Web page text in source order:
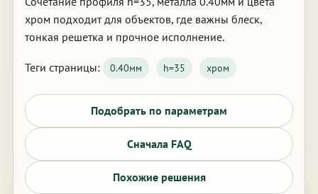
хром подходит для объектов, где важны блеск,
тонкая решетка и прочное исполнение.
Теги страницы: 0.40мм h=35 хром
Подобрать по параметрам
Сначала FAQ
Похожие решения